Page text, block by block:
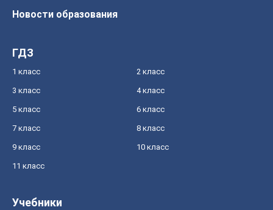
Новости образования
ГДЗ
1 класс 2 класс
3 класс 4 класс
5 класс 6 класс
7 класс 8 класс
9 класс 10 класс
11 класс
Учебники